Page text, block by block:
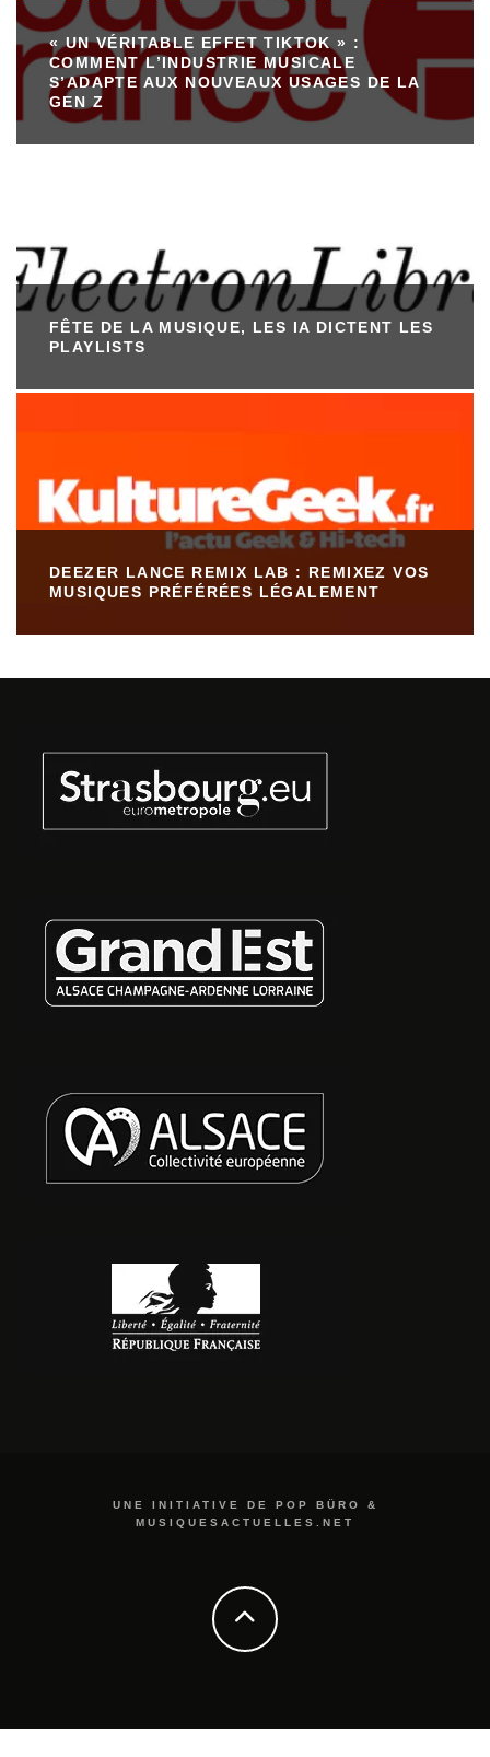
« UN VÉRITABLE EFFET TIKTOK » :
COMMENT L’INDUSTRIE MUSICALE
S’ADAPTE AUX NOUVEAUX USAGES DE LA
GEN Z
FÊTE DE LA MUSIQUE, LES IA DICTENT LES
PLAYLISTS
DEEZER LANCE REMIX LAB : REMIXEZ VOS
MUSIQUES PRÉFÉRÉES LÉGALEMENT
UNE INITIATIVE DE POP BÜRO &
MUSIQUESACTUELLES.NET